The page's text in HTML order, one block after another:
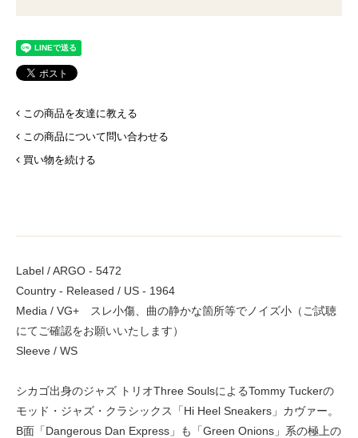
この商品を友達に教える
この商品について問い合わせる
買い物を続ける
Label / ARGO - 5472
Country - Released / US - 1964
Media / VG+ スレ小傷、曲の静かな箇所等でノイズ小（ご試聴
にてご確認をお願いいたします）
Sleeve / WS
シカゴ出身のジャズ トリオThree SoulsによるTommy Tuckerの
モッド・ジャズ・クラシックス「Hi Heel Sneakers」カヴァー。
B面「Dangerous Dan Express」も「Green Onions」系の極上の